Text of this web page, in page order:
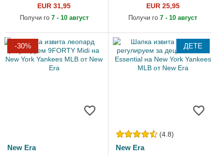
Leopard Cosy на New York
Yankees MLB от New Era
EUR 31,95
Получи го 7 - 10 август
League Essential на New
York Yankees MLB от New
EUR 25,95
Получи го 7 - 10 август
-30%
New Era
ДЕТЕ
(4.8)
New Era